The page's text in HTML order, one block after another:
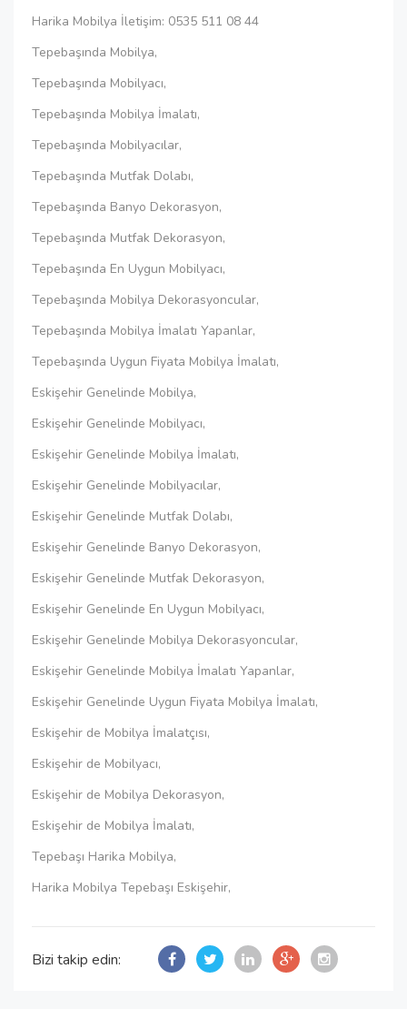
Harika Mobilya İletişim: 0535 511 08 44
Tepebaşında Mobilya,
Tepebaşında Mobilyacı,
Tepebaşında Mobilya İmalatı,
Tepebaşında Mobilyacılar,
Tepebaşında Mutfak Dolabı,
Tepebaşında Banyo Dekorasyon,
Tepebaşında Mutfak Dekorasyon,
Tepebaşında En Uygun Mobilyacı,
Tepebaşında Mobilya Dekorasyoncular,
Tepebaşında Mobilya İmalatı Yapanlar,
Tepebaşında Uygun Fiyata Mobilya İmalatı,
Eskişehir Genelinde Mobilya,
Eskişehir Genelinde Mobilyacı,
Eskişehir Genelinde Mobilya İmalatı,
Eskişehir Genelinde Mobilyacılar,
Eskişehir Genelinde Mutfak Dolabı,
Eskişehir Genelinde Banyo Dekorasyon,
Eskişehir Genelinde Mutfak Dekorasyon,
Eskişehir Genelinde En Uygun Mobilyacı,
Eskişehir Genelinde Mobilya Dekorasyoncular,
Eskişehir Genelinde Mobilya İmalatı Yapanlar,
Eskişehir Genelinde Uygun Fiyata Mobilya İmalatı,
Eskişehir de Mobilya İmalatçısı,
Eskişehir de Mobilyacı,
Eskişehir de Mobilya Dekorasyon,
Eskişehir de Mobilya İmalatı,
Tepebaşı Harika Mobilya,
Harika Mobilya Tepebaşı Eskişehir,
Bizi takip edin: